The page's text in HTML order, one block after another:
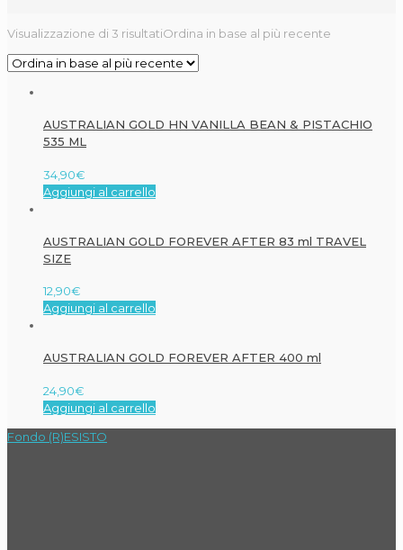
Visualizzazione di 3 risultatiOrdina in base al più recente
AUSTRALIAN GOLD HN VANILLA BEAN & PISTACHIO
535 ML
34,90€
Aggiungi al carrello
AUSTRALIAN GOLD FOREVER AFTER 83 ml TRAVEL
SIZE
12,90€
Aggiungi al carrello
AUSTRALIAN GOLD FOREVER AFTER 400 ml
24,90€
Aggiungi al carrello
Fondo (R)ESISTO